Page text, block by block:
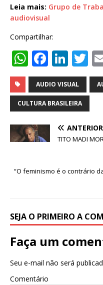
Leia mais: Grupo de
audiovisual
Compartilhar:
W
h
at
s
A
p
F
a
c
e
b
o
k
Li
n
k
e
dI
n
T
w
it
te
r
AUDIO VISUAL
CULTURA BRASILEIRA
ANTERIOR
TITO MADI
“O feminismo é o contrário
SEJA O PRIMEIRO A
Faça um
Seu e-mail não será
Comentário